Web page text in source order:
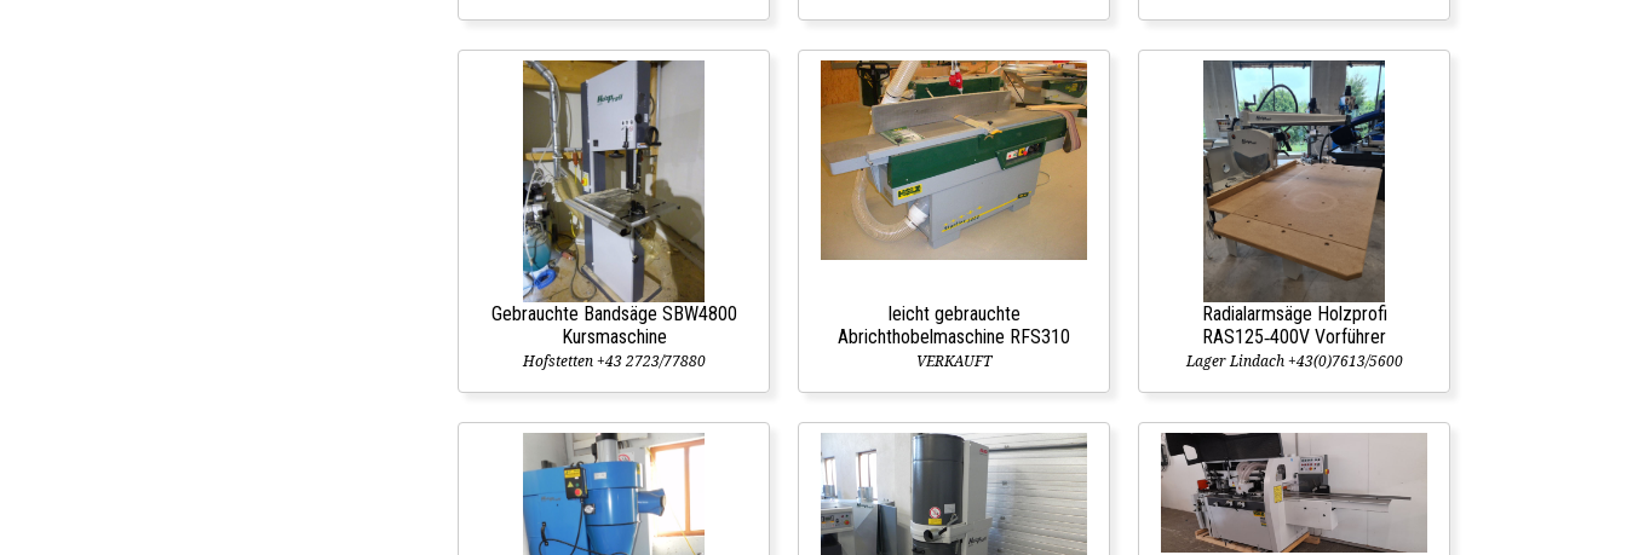
Gebrauchte Bandsäge SBW4800
Kursmaschine
Hofstetten +43 2723/77880
leicht gebrauchte
Abrichthobelmaschine RFS310
VERKAUFT
Radialarmsäge Holzprofi
RAS125‑400V Vorführer
Lager Lindach +43(0)7613/5600